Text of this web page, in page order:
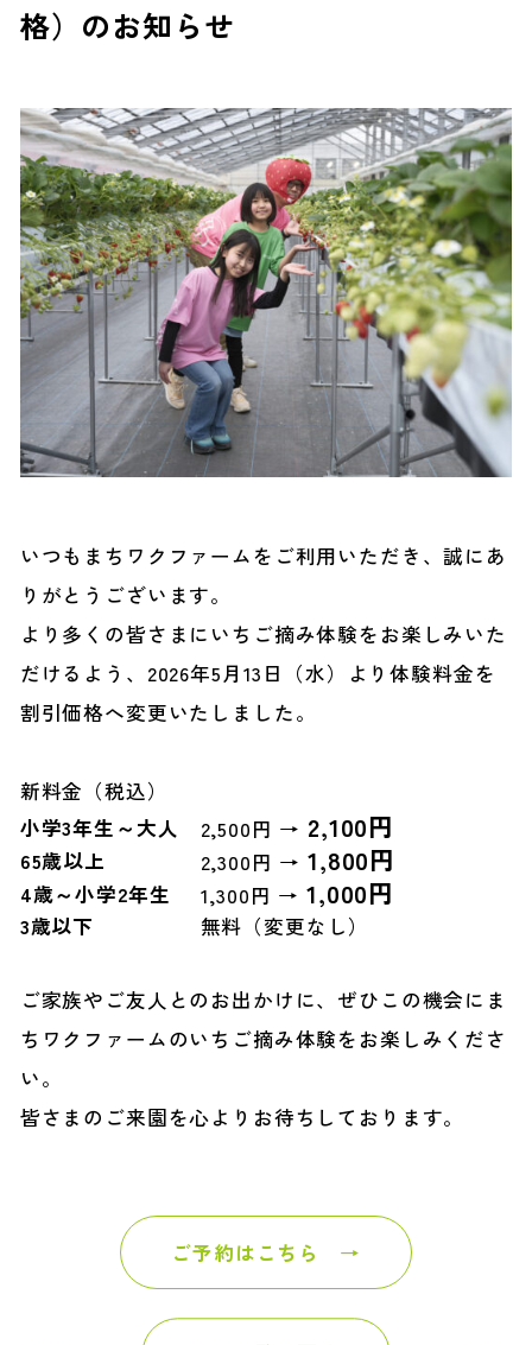
格）のお知らせ
いつもまちワクファームをご利用いただき、誠にあ
りがとうございます。
より多くの皆さまにいちご摘み体験をお楽しみいた
だけるよう、2026年5月13日（水）より体験料金を
割引価格へ変更いたしました。
新料金（税込）
小学3年生～大人 2,500円 → 2,100円
65歳以上 2,300円 →1,800円
4歳～小学2年生 1,300円 →1,000円
3歳以下 無料（変更なし）
ご家族やご友人とのお出かけに、ぜひこの機会にま
ちワクファームのいちご摘み体験をお楽しみくださ
い。
皆さまのご来園を心よりお待ちしております。
ご予約はこちら